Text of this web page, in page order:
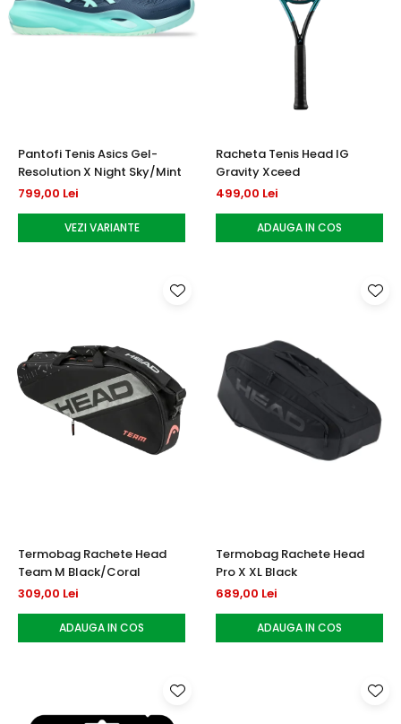
Pantofi Tenis Asics Gel-
Resolution X Night Sky/Mint
799,00 Lei
VEZI VARIANTE
Racheta Tenis Head IG
Gravity Xceed
499,00 Lei
ADAUGA IN COS
Termobag Rachete Head
Team M Black/Coral
309,00 Lei
ADAUGA IN COS
Termobag Rachete Head
Pro X XL Black
689,00 Lei
ADAUGA IN COS